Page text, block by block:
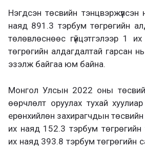
Нэгдсэн төсвийн
наяд 891.3 тэрбум төгрөгийн
төлөвлөснөөс гүйцэтгэлээр 1
төгрөгийн алдагдалтай гарсан
эзэлж байгаа юм байна.
Монгол Улсын 2022 оны төсвийн
өөрчлөлт оруулах тухай
ерөнхийлөн захирагчдын
их наяд 152.3 тэрбум төгрөгийн
их наяд 393.8 тэрбум төгрөгийн